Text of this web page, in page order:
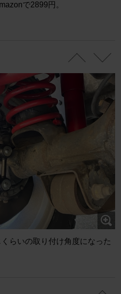
で2899円。
らいの取り付け角度になった